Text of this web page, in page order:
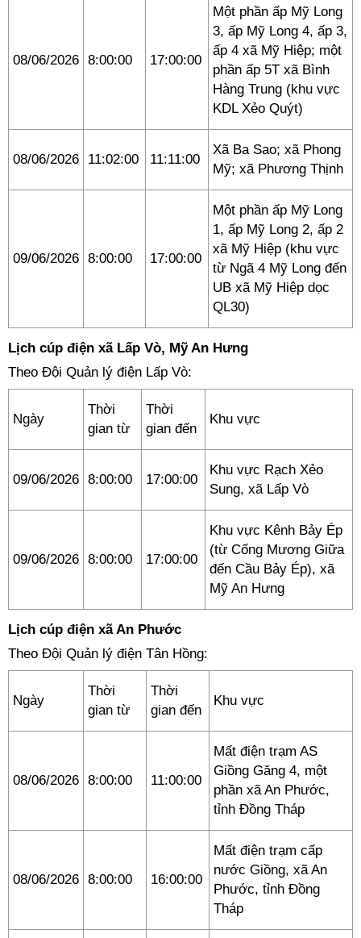
08/06/2026 8:00:00 17:00:00
Một phần ấp Mỹ Long
3, ấp Mỹ Long 4, ấp 3,
ấp 4 xã Mỹ Hiệp; một
phần ấp 5T xã Bình
Hàng Trung (khu vực
KDL Xẻo Quýt)
08/06/2026 11:02:00 11:11:00
Xã Ba Sao; xã Phong
Mỹ; xã Phương Thịnh
09/06/2026 8:00:00 17:00:00
Một phần ấp Mỹ Long
1, ấp Mỹ Long 2, ấp 2
xã Mỹ Hiệp (khu vực
từ Ngã 4 Mỹ Long đến
UB xã Mỹ Hiệp dọc
QL30)
Lịch cúp điện xã Lấp Vò, Mỹ An Hưng
Theo Đội Quản lý điện Lấp Vò:
Ngày
Thời
gian từ
Thời
gian đến
Khu vực
09/06/2026 8:00:00 17:00:00
Khu vực Rạch Xẻo
Sung, xã Lấp Vò
09/06/2026 8:00:00 17:00:00
Khu vực Kênh Bảy Ép
(từ Cống Mương Giữa
đến Cầu Bảy Ép), xã
Mỹ An Hưng
Lịch cúp điện xã An Phước
Theo Đội Quản lý điện Tân Hồng:
Ngày
Thời
gian từ
Thời
gian đến
Khu vực
08/06/2026 8:00:00 11:00:00
Mất điện trạm AS
Giồng Găng 4, một
phần xã An Phước,
tỉnh Đồng Tháp
08/06/2026 8:00:00 16:00:00
Mất điện trạm cấp
nước Giồng, xã An
Phước, tỉnh Đồng
Tháp